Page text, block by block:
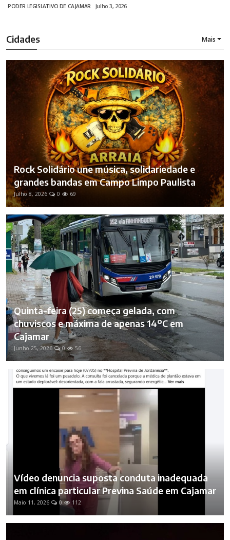
PODER LEGISLATIVO DE CAJAMAR Julho 3, 2026
Cidades Mais
Rock Solidário une música, solidariedade e
grandes bandas em Campo Limpo Paulista
Julho 8, 2026 0 69
Quinta-feira (25) começa gelada, com
chuviscos e máxima de apenas 14ºC em
Cajamar
Junho 25, 2026 0 56
Vídeo denuncia suposta conduta inadequada
em clínica particular Previna Saúde em Cajamar
Maio 11, 2026 0 112